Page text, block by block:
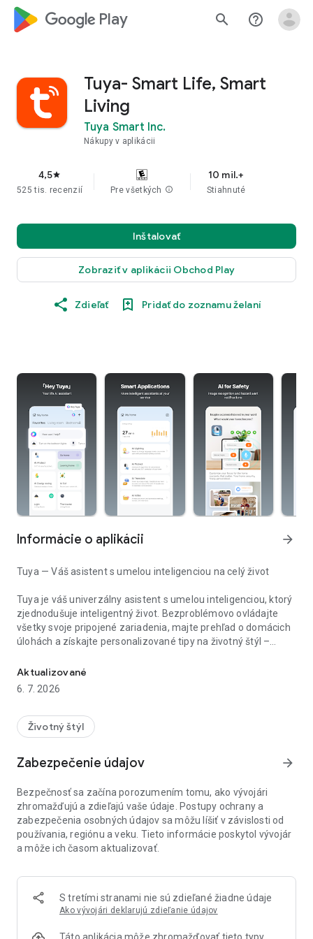
google_logo Play search help_outline
Tuya- Smart Life, Smart
Living
Tuya Smart Inc.
Nákupy v aplikácii
4,5star
525 tis. recenzií Pre všetkých info
10 mil.+
Stiahnuté
Inštalovať
Zobraziť v aplikácii Obchod Play
Zdieľať Pridať do zoznamu želaní
Informácie o aplikácii arrow_forward
Tuya — Váš asistent s umelou inteligenciou na celý život
Tuya je váš univerzálny asistent s umelou inteligenciou, ktorý
zjednodušuje inteligentný život. Bezproblémovo ovládajte
všetky svoje pripojené zariadenia, majte prehľad o domácich
úlohách a získajte personalizované tipy na životný štýl –
pohodlnejší spôsob života.
• Ovládanie inteligentnej domácnosti: Pripojte a spravujte
širokú škálu inteligentných zariadení jediným klepnutím alebo
na základe času, počasia alebo stavu zariadenia. Nechajte
svoju domácnosť fungovať sama, aby ste sa o to nemuseli
starať.
• Zabezpečenie domácnosti: Zostaňte v spojení so svojím
monitorovaniu v reálnom čase a okamžitým upozorneniam,
keď niečo nie je v poriadku.
získajte inteligentné odporúčania na zníženie nákladov a
Aktualizované
6. 7. 2026
Životný štýl
Zabezpečenie údajov arrow_forward
Bezpečnosť sa začína porozumením tomu, ako vývojári
zhromažďujú a zdieľajú vaše údaje. Postupy ochrany a
zabezpečenia osobných údajov sa môžu líšiť v závislosti od
používania, regiónu a veku. Tieto informácie poskytol vývojár
a môže ich časom aktualizovať.
S tretími stranami nie sú zdieľané žiadne údaje
Ako vývojári deklarujú zdieľanie údajov